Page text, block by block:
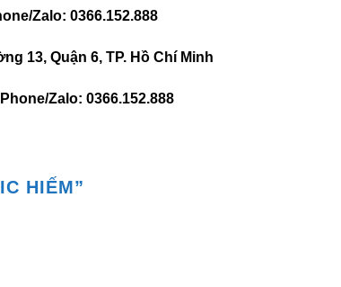
Zalo: 0366.152.888
13, Quận 6, TP. Hồ Chí Minh
Zalo: 0366.152.888
HIẾM”